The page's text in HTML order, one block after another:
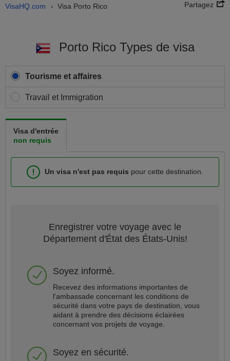
VisaHQ.com › Visa Porto Rico Partagez
Porto Rico Types de visa
Tourisme et affaires
Travail et Immigration
Visa d'entrée
non requis
Un visa n'est pas requis pour cette destination.
Enregistrer votre voyage avec le
Département d'État des États-Unis!
Soyez informé.
Recevez des informations importantes de
l'ambassade concernant les conditions de
sécurité dans votre pays de destination, vous
aidant à prendre des décisions éclairées
concernant vos projets de voyage.
Soyez en sécurité.